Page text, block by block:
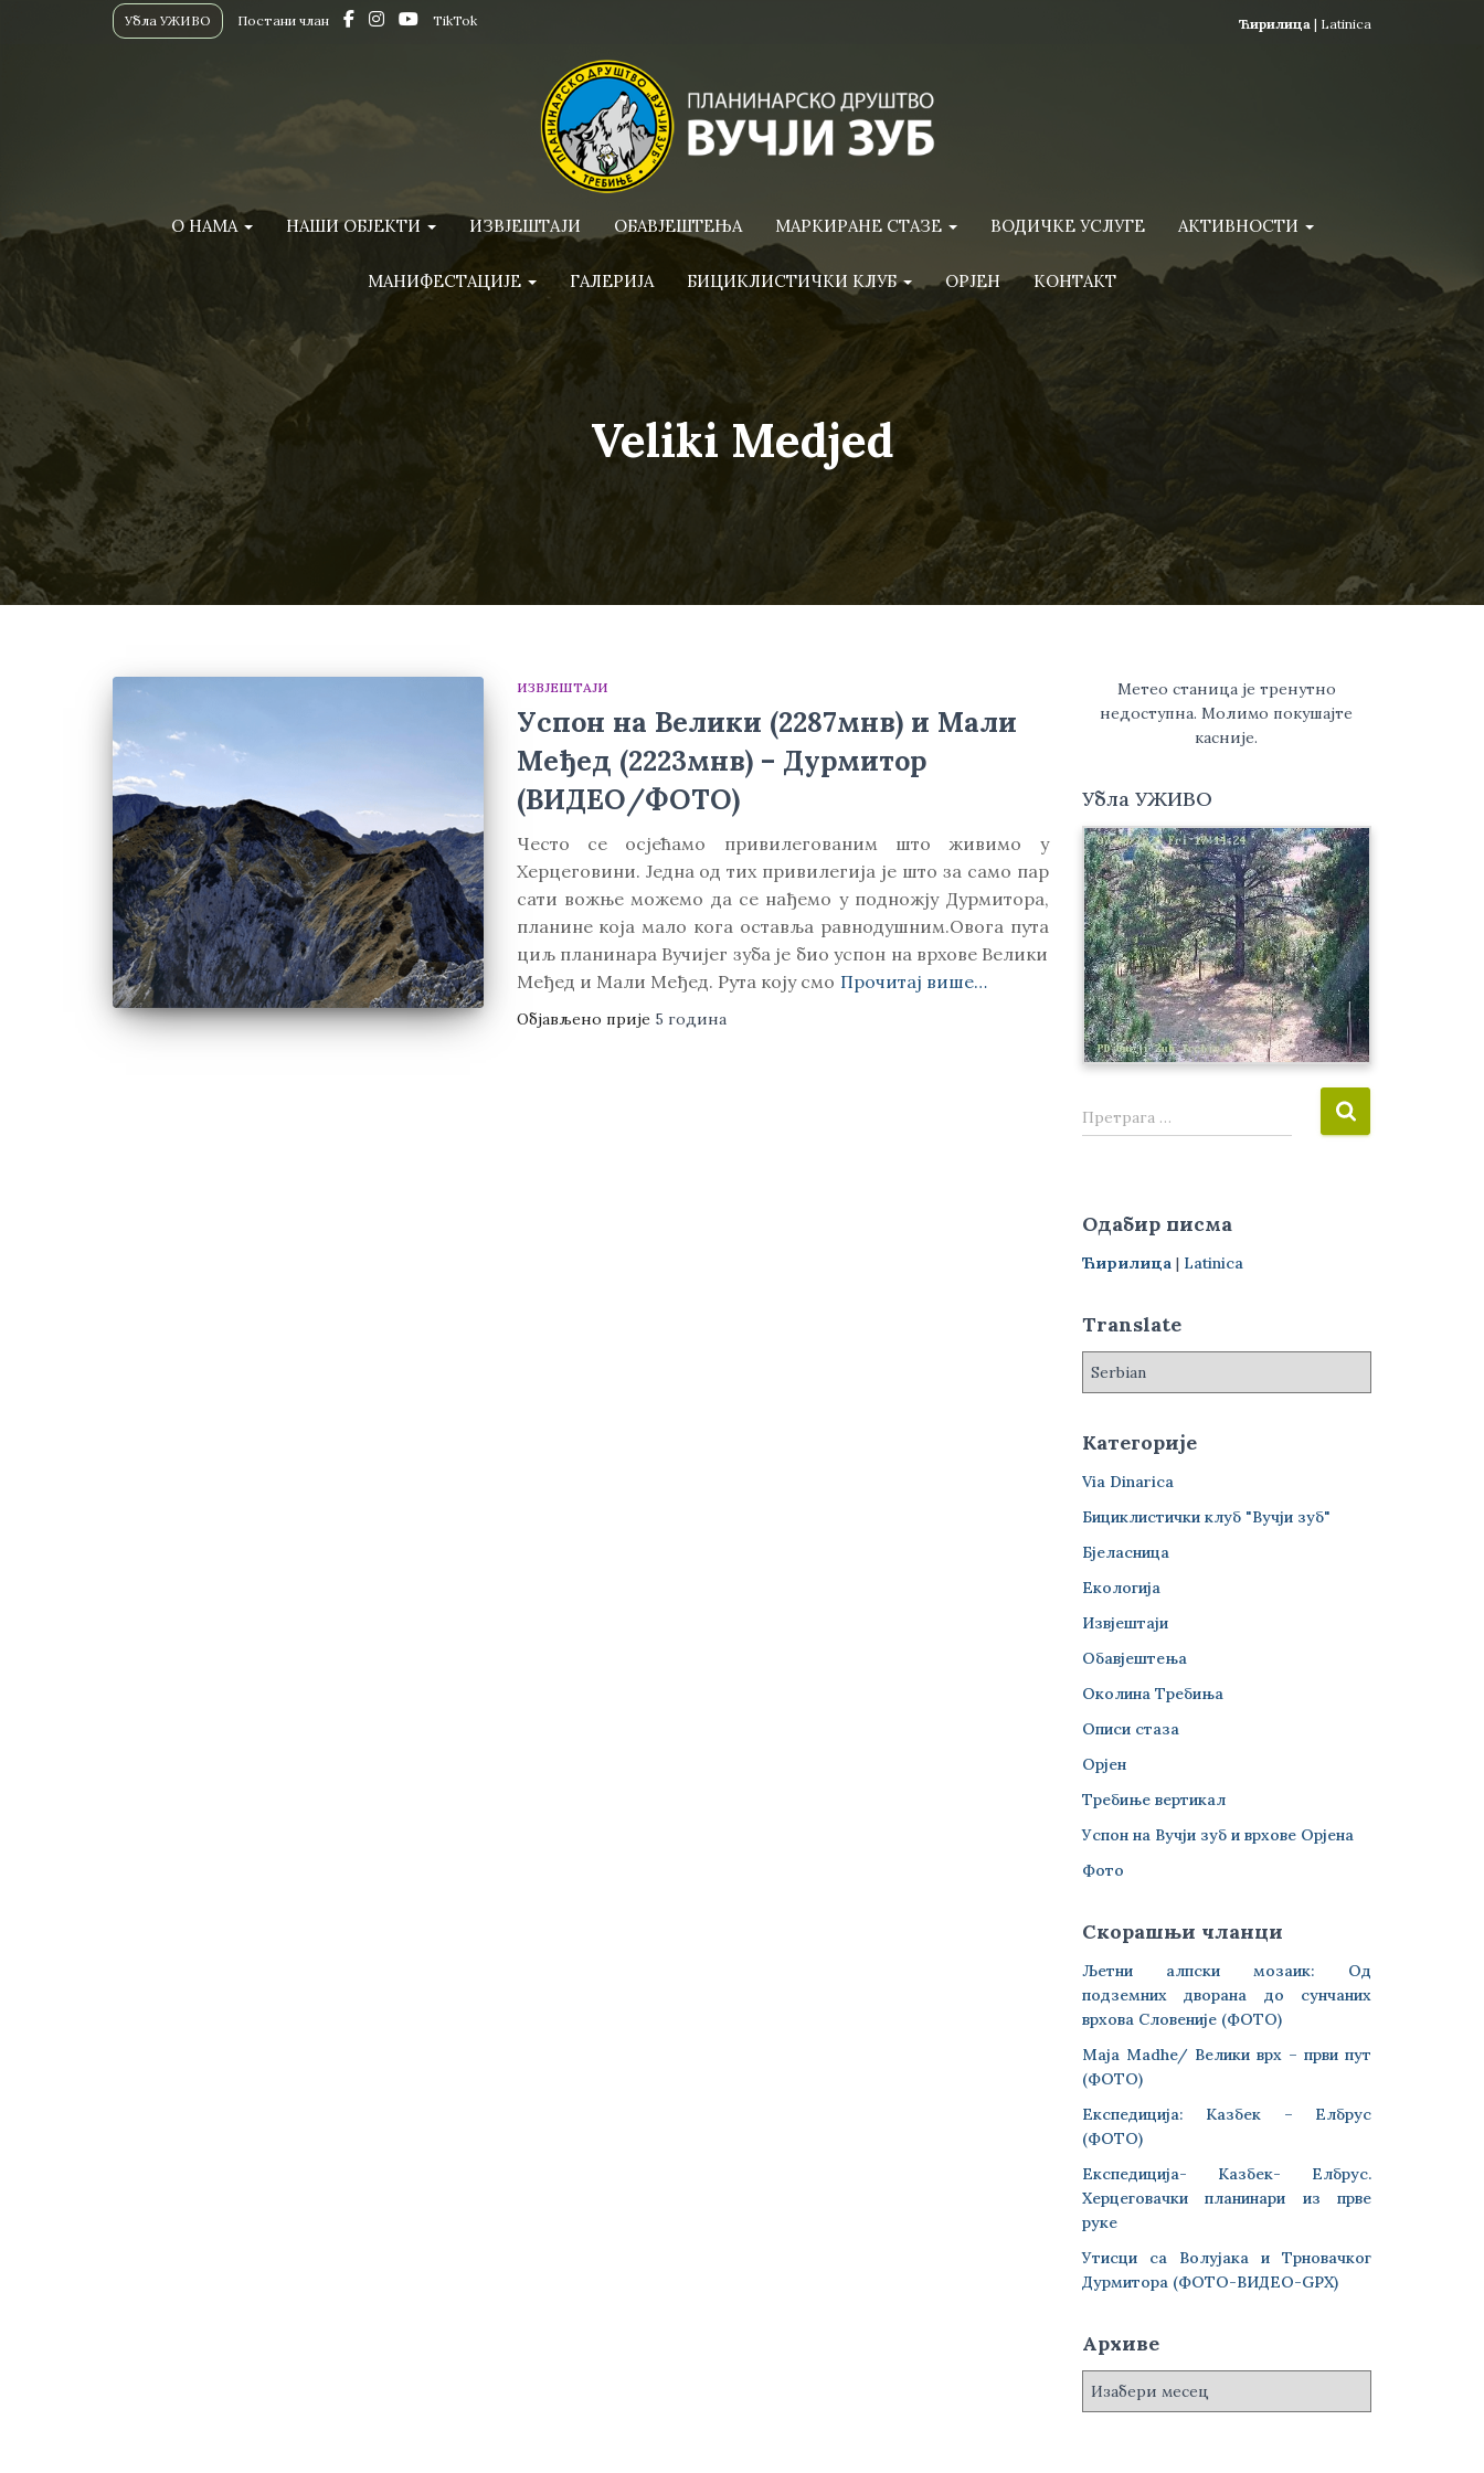
Ћирилица | Latinica
Убла УЖИВО Постани члан TikTok
О НАМА НАШИ ОБЈЕКТИ ИЗВЈЕШТАЈИ ОБАВЈЕШТЕЊА МАРКИРАНЕ СТАЗЕ ВОДИЧКЕ УСЛУГЕ АКТИВНОСТИ
МАНИФЕСТАЦИЈЕ ГАЛЕРИЈА БИЦИКЛИСТИЧКИ КЛУБ ОРЈЕН КОНТАКТ
Veliki Medjed
ИЗВЈЕШТАЈИ
Успон на Велики (2287мнв) и Мали
Међед (2223мнв) – Дурмитор
(ВИДЕО/ФОТО)
Често се осјећамо привилегованим што живимо у
Херцеговини. Једна од тих привилегија је што за само пар
сати вожње можемо да се нађемо у подножју Дурмитора,
планине која мало кога оставља равнодушним.Овога пута
циљ планинара Вучијег зуба је био успон на врхове Велики
Међед и Мали Међед. Рута коју смо Прочитај више…
Објављено прије 5 година
Метео станица је тренутно
недоступна. Молимо покушајте
касније.
Убла УЖИВО
П
р
а
г
а
:
Претрага …
Одабир писма
Ћирилица | Latinica
Translate
Категорије
Via Dinarica
Бициклистички клуб "Вучји зуб"
Бјеласница
Екологија
Извјештаји
Обавјештења
Околина Требиња
Описи стаза
Орјен
Требиње вертикал
Успон на Вучји зуб и врхове Орјена
Фото
Скорашњи чланци
Љетни алпски мозаик: Од
подземних дворана до сунчаних
врхова Словеније (ФОТО)
Maja Madhe/ Велики врх – први пут
(ФОТО)
Експедиција: Казбек – Елбрус
(ФОТО)
Експедиција- Казбек- Елбрус.
Херцеговачки планинари из прве
руке
Утисци са Волујака и Трновачког
Дурмитора (ФОТО-ВИДЕО-GPX)
Архиве